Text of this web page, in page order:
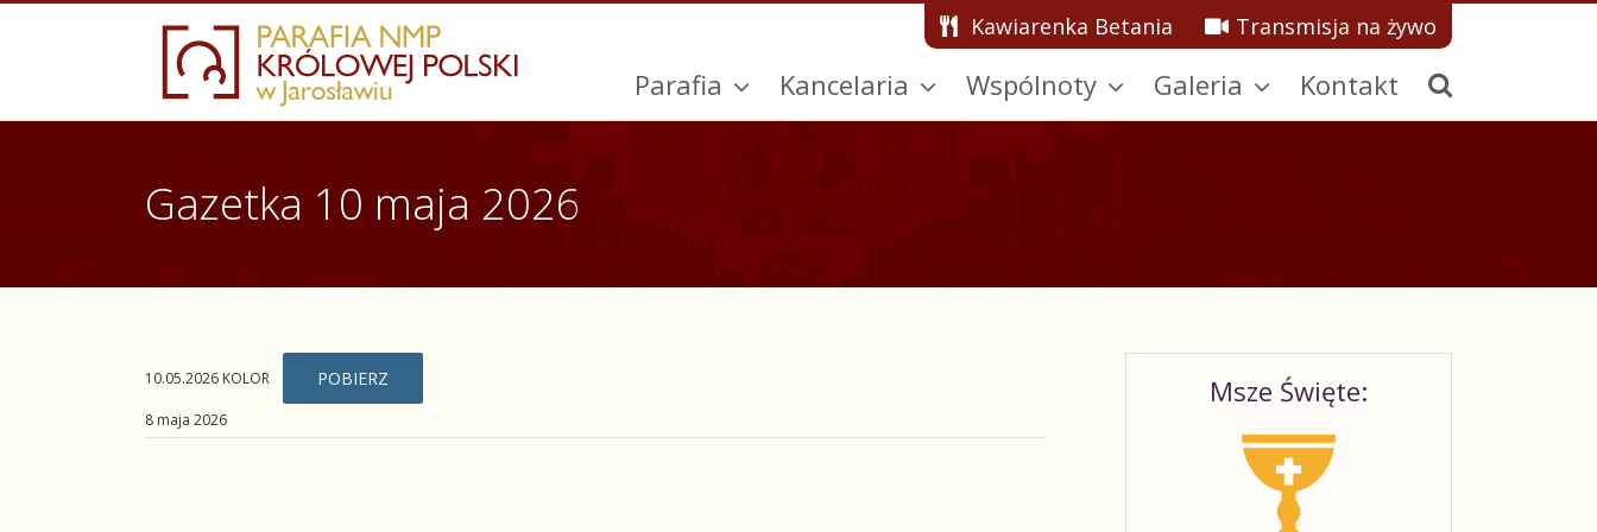
Kawiarenka Betania Transmisja na żywo
Parafia Kancelaria Wspólnoty Galeria Kontakt
Gazetka 10 maja 2026
10.05.2026 KOLOR POBIERZ
8 maja 2026
Msze Święte: